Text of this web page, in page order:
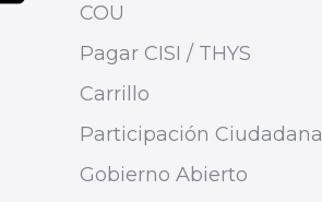
COU
Pagar CISI / THYS
Carrillo
Participación Ciudadana
Gobierno Abierto